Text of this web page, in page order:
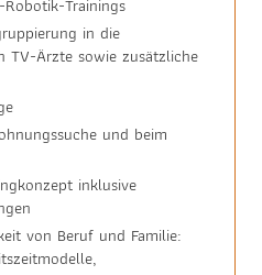
Trainings
in die
TV-Ärzte sowie zusätzliche
und beim
inklusive
von Beruf und Familie: